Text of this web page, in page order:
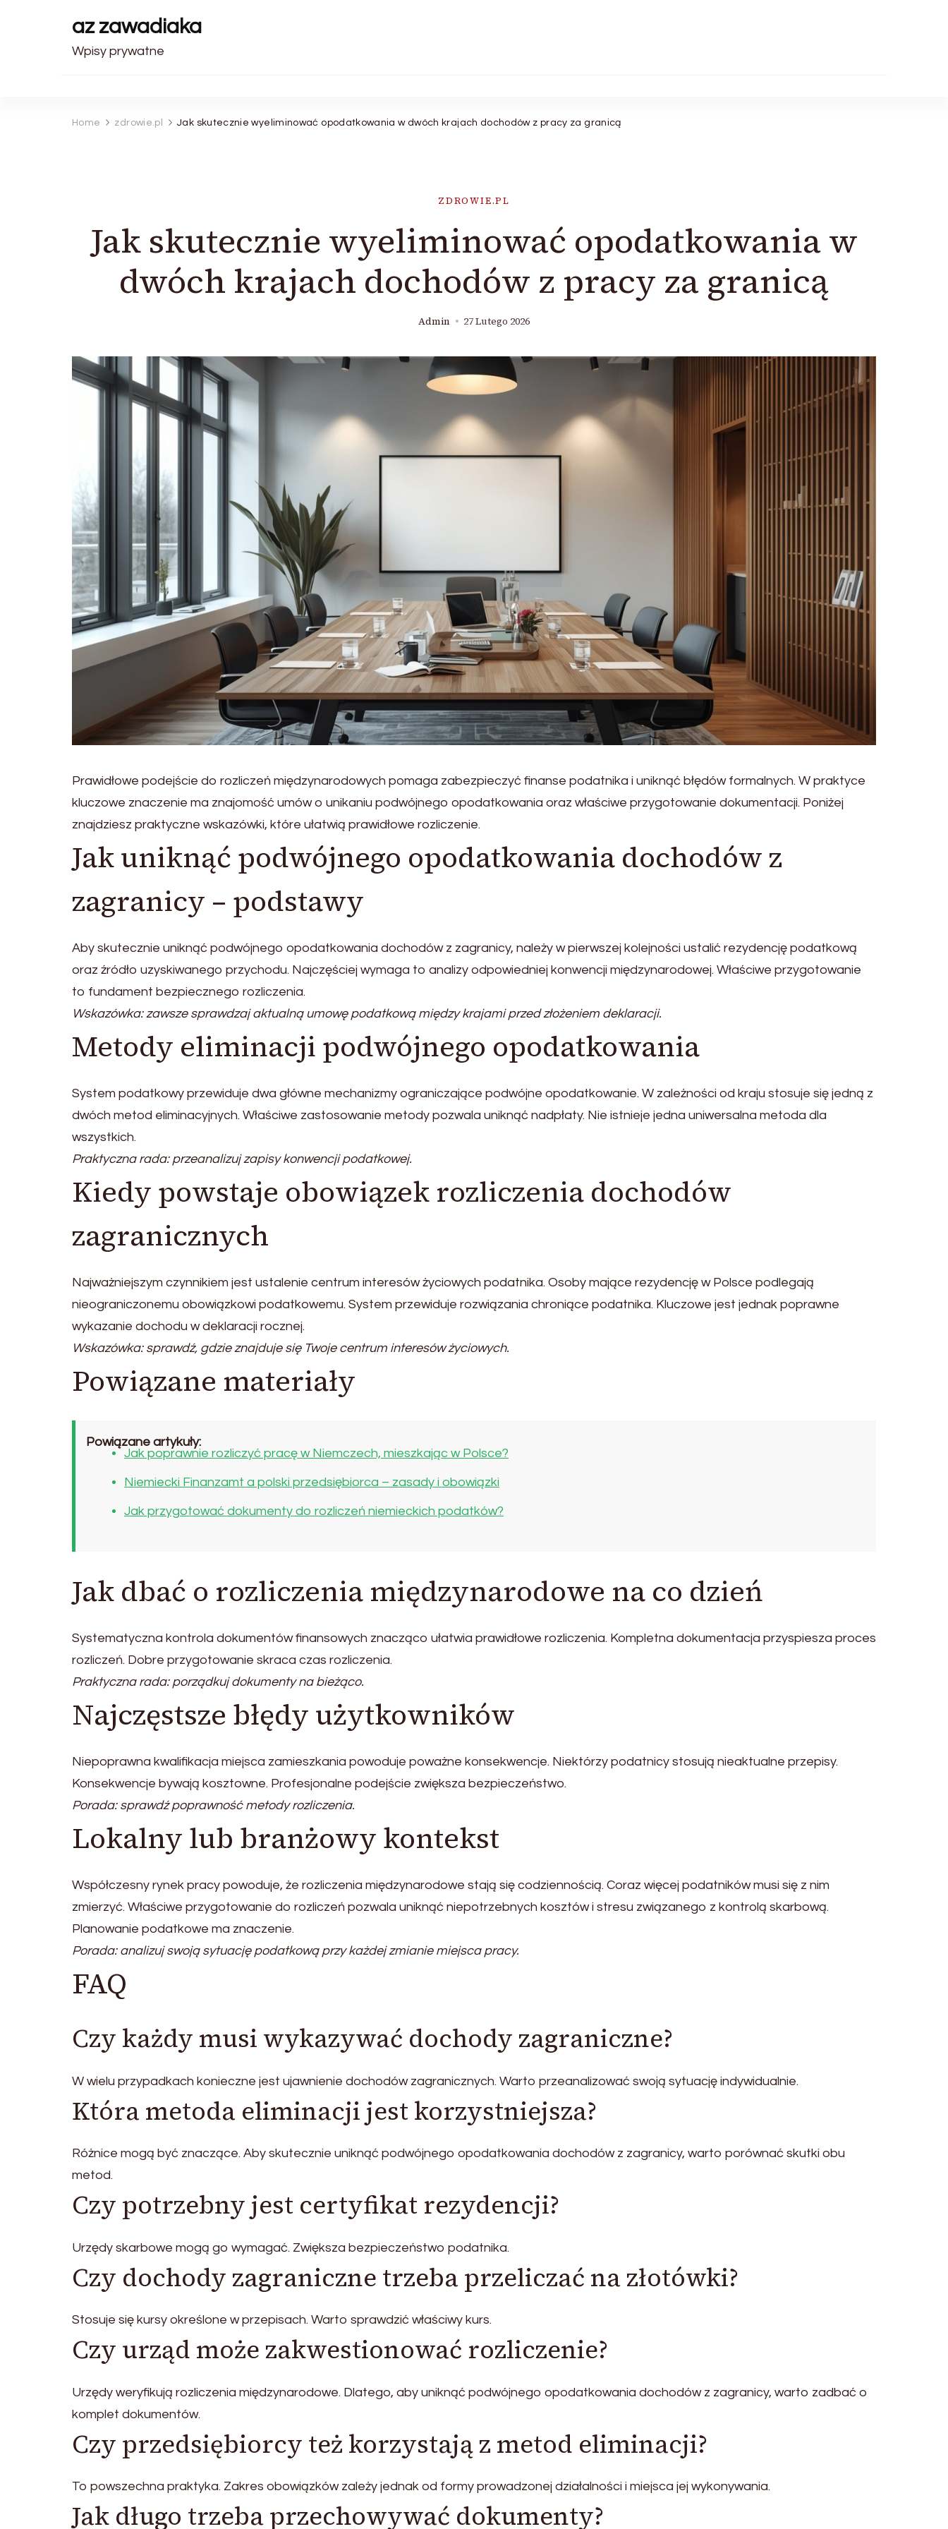
az zawadiaka
Wpisy prywatne
Home zdrowie.pl Jak skutecznie wyeliminować opodatkowania w dwóch krajach dochodów z pracy za granicą
ZDROWIE.PL
Jak skutecznie wyeliminować opodatkowania w
dwóch krajach dochodów z pracy za granicą
Admin 27 Lutego 2026
Prawidłowe podejście do rozliczeń międzynarodowych pomaga zabezpieczyć finanse podatnika i uniknąć błędów formalnych. W praktyce
kluczowe znaczenie ma znajomość umów o unikaniu podwójnego opodatkowania oraz właściwe przygotowanie dokumentacji. Poniżej
znajdziesz praktyczne wskazówki, które ułatwią prawidłowe rozliczenie.
Jak uniknąć podwójnego opodatkowania dochodów z
zagranicy – podstawy
Aby skutecznie uniknąć podwójnego opodatkowania dochodów z zagranicy, należy w pierwszej kolejności ustalić rezydencję podatkową
oraz źródło uzyskiwanego przychodu. Najczęściej wymaga to analizy odpowiedniej konwencji międzynarodowej. Właściwe przygotowanie
to fundament bezpiecznego rozliczenia.
Wskazówka: zawsze sprawdzaj aktualną umowę podatkową między krajami przed złożeniem deklaracji.
Metody eliminacji podwójnego opodatkowania
System podatkowy przewiduje dwa główne mechanizmy ograniczające podwójne opodatkowanie. W zależności od kraju stosuje się jedną z
dwóch metod eliminacyjnych. Właściwe zastosowanie metody pozwala uniknąć nadpłaty. Nie istnieje jedna uniwersalna metoda dla
wszystkich.
Praktyczna rada: przeanalizuj zapisy konwencji podatkowej.
Kiedy powstaje obowiązek rozliczenia dochodów
zagranicznych
Najważniejszym czynnikiem jest ustalenie centrum interesów życiowych podatnika. Osoby mające rezydencję w Polsce podlegają
nieograniczonemu obowiązkowi podatkowemu. System przewiduje rozwiązania chroniące podatnika. Kluczowe jest jednak poprawne
wykazanie dochodu w deklaracji rocznej.
Wskazówka: sprawdź, gdzie znajduje się Twoje centrum interesów życiowych.
Powiązane materiały
Powiązane artykuły:
Jak poprawnie rozliczyć pracę w Niemczech, mieszkając w Polsce?
Niemiecki Finanzamt a polski przedsiębiorca – zasady i obowiązki
Jak przygotować dokumenty do rozliczeń niemieckich podatków?
Jak dbać o rozliczenia międzynarodowe na co dzień
Systematyczna kontrola dokumentów finansowych znacząco ułatwia prawidłowe rozliczenia. Kompletna dokumentacja przyspiesza proces
rozliczeń. Dobre przygotowanie skraca czas rozliczenia.
Praktyczna rada: porządkuj dokumenty na bieżąco.
Najczęstsze błędy użytkowników
Niepoprawna kwalifikacja miejsca zamieszkania powoduje poważne konsekwencje. Niektórzy podatnicy stosują nieaktualne przepisy.
Konsekwencje bywają kosztowne. Profesjonalne podejście zwiększa bezpieczeństwo.
Porada: sprawdź poprawność metody rozliczenia.
Lokalny lub branżowy kontekst
Współczesny rynek pracy powoduje, że rozliczenia międzynarodowe stają się codziennością. Coraz więcej podatników musi się z nim
zmierzyć. Właściwe przygotowanie do rozliczeń pozwala uniknąć niepotrzebnych kosztów i stresu związanego z kontrolą skarbową.
Planowanie podatkowe ma znaczenie.
Porada: analizuj swoją sytuację podatkową przy każdej zmianie miejsca pracy.
FAQ
Czy każdy musi wykazywać dochody zagraniczne?
W wielu przypadkach konieczne jest ujawnienie dochodów zagranicznych. Warto przeanalizować swoją sytuację indywidualnie.
Która metoda eliminacji jest korzystniejsza?
Różnice mogą być znaczące. Aby skutecznie uniknąć podwójnego opodatkowania dochodów z zagranicy, warto porównać skutki obu
metod.
Czy potrzebny jest certyfikat rezydencji?
Urzędy skarbowe mogą go wymagać. Zwiększa bezpieczeństwo podatnika.
Czy dochody zagraniczne trzeba przeliczać na złotówki?
Stosuje się kursy określone w przepisach. Warto sprawdzić właściwy kurs.
Czy urząd może zakwestionować rozliczenie?
Urzędy weryfikują rozliczenia międzynarodowe. Dlatego, aby uniknąć podwójnego opodatkowania dochodów z zagranicy, warto zadbać o
komplet dokumentów.
Czy przedsiębiorcy też korzystają z metod eliminacji?
To powszechna praktyka. Zakres obowiązków zależy jednak od formy prowadzonej działalności i miejsca jej wykonywania.
Jak długo trzeba przechowywać dokumenty?